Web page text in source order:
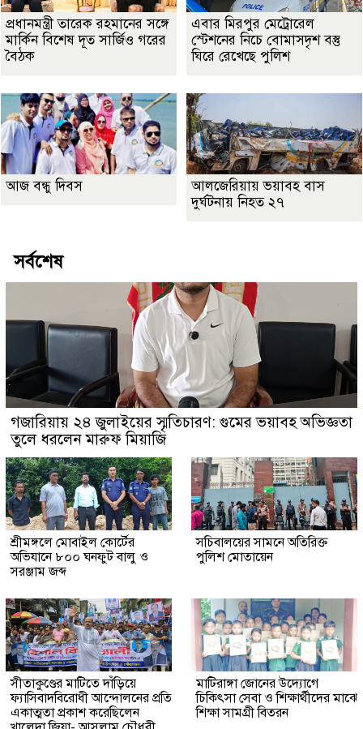
প্রধানমন্ত্রী তারেক রহমানের সঙ্গে
মার্কিন বিশেষ দূত সার্জিও গরের
বৈঠক
এবার মিরপুর মেট্রোরেল
স্টেশনের নিচে বোমাসদৃশ বস্তু
ঘিরে রেখেছে পুলিশ
আজ বন্ধু দিবস
আলজেরিয়ায় ভয়াবহ বাস
দুর্ঘটনায় নিহত ২৭
সর্বশেষ
গজারিয়ায় ২৪ জুলাইয়ের স্মৃতিচারণ: গুমের ভয়াবহ অভিজ্ঞতা
তুলে ধরলেন মারুফ মিয়াজি
শ্রীমঙ্গলে মোবাইল কোর্টের
অভিযানে ৮০০ ঘনফুট বালু ও
সরঞ্জাম জব্দ
সচিবালয়ের সামনে অতিরিক্ত
পুলিশ মোতায়েন
সীতাকুণ্ডের মাটিতে দাঁড়িয়ে
ফ্যাসিবাদবিরোধী আন্দোলনের প্রতি
একাত্মতা প্রকাশ করেছিলেন
মাটিরাঙ্গা জোনের উদ্যোগে
চিকিৎসা সেবা ও শিক্ষার্থীদের মাঝে
শিক্ষা সামগ্রী বিতরন